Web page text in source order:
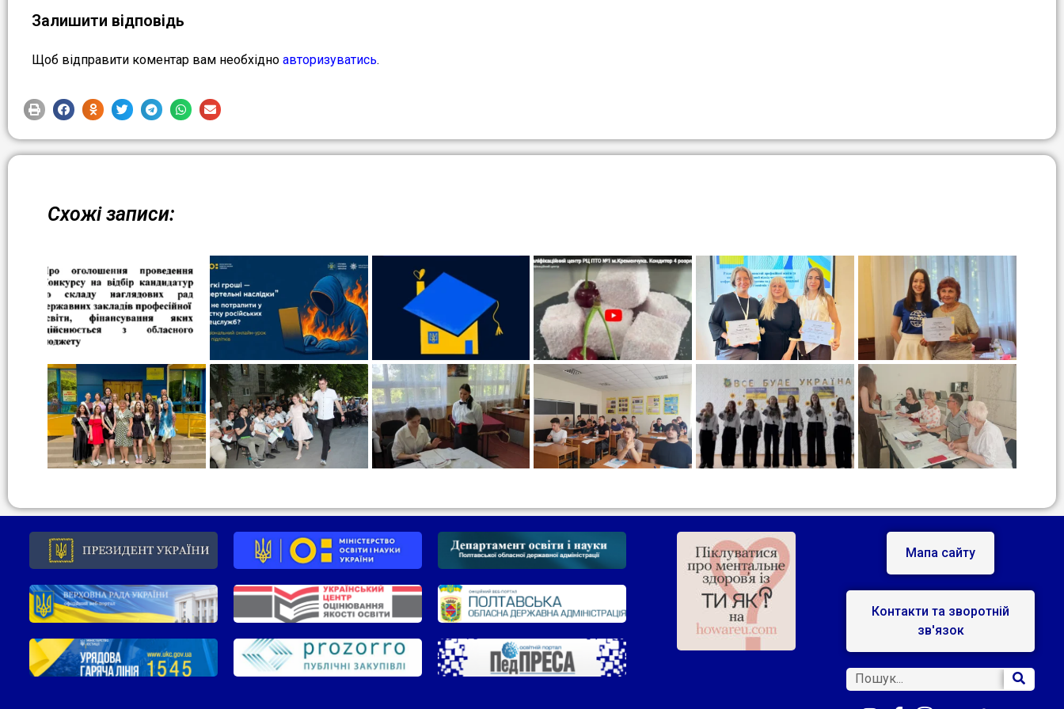
Залишити відповідь
Щоб відправити коментар вам необхідно авторизуватись.
Схожі записи:
Мапа сайту
Контакти та зворотній
зв'язок